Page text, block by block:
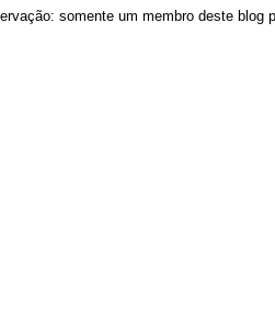
somente um membro deste blog